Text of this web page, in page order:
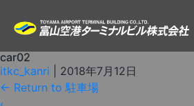
car02
itkc_kanri
2018年7月12日
← Return to 駐車場